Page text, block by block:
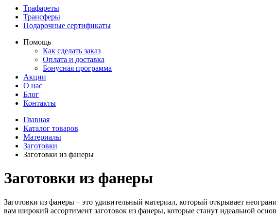
Трафареты
Трансферы
Подарочные сертификаты
Помощь
Как сделать заказ
Оплата и доставка
Бонусная программа
Акции
О нас
Блог
Контакты
Главная
Каталог товаров
Материалы
Заготовки
Заготовки из фанеры
Заготовки из фанеры
Заготовки из фанеры – это удивительный материал, который открывает
вам широкий ассортимент заготовок из фанеры, которые станут идеальной